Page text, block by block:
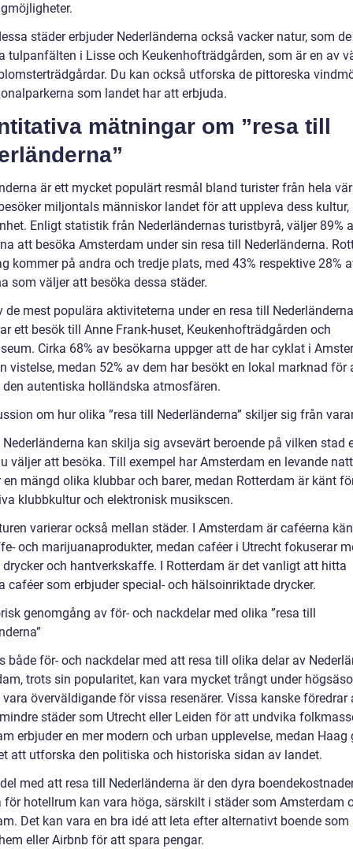
städer erbjuder Nederländerna också vacker natur, som de
tulpanfälten i Lisse och Keukenhofträdgården, som är en av
Du kan också utforska de pittoreska
som landet har att erbjuda.
mätningar om ”resa till
är ett mycket populärt resmål bland turister från hela
miljontals människor landet för att uppleva dess
Enligt statistik från Nederländernas turistbyrå, väljer 89%
att besöka Amsterdam under sin resa till Nederländerna.
kommer på andra och tredje plats, med 43% respektive 28%
som väljer att besöka dessa städer.
de mest populära aktiviteterna under en resa till Nederländerna
ett besök till Anne Frank-huset, Keukenhofträdgården och
Cirka 68% av besökarna uppger att de har cyklat i
vistelse, medan 52% av dem har besökt en lokal marknad för
den autentiska holländska atmosfären.
om hur olika ”resa till Nederländerna” skiljer sig från
kan skilja sig avsevärt beroende på vilken stad
väljer att besöka. Till exempel har Amsterdam en levande
en mängd olika klubbar och barer, medan Rotterdam är känt
klubbkultur och elektronisk musikscen.
varierar också mellan städer. I Amsterdam är caféerna
och marijuanaprodukter, medan caféer i Utrecht fokuserar
och hantverkskaffe. I Rotterdam är det vanligt att hitta
caféer som erbjuder special- och hälsoinriktade drycker.
genomgång av för- och nackdelar med olika ”resa till
både för- och nackdelar med att resa till olika delar av
trots sin popularitet, kan vara mycket trångt under
överväldigande för vissa resenärer. Vissa kanske föredrar
städer som Utrecht eller Leiden för att undvika
erbjuder en mer modern och urban upplevelse, medan Haag
att utforska den politiska och historiska sidan av landet.
med att resa till Nederländerna är den dyra
för hotellrum kan vara höga, särskilt i städer som Amsterdam
Det kan vara en bra idé att leta efter alternativt boende som
eller Airbnb för att spara pengar.